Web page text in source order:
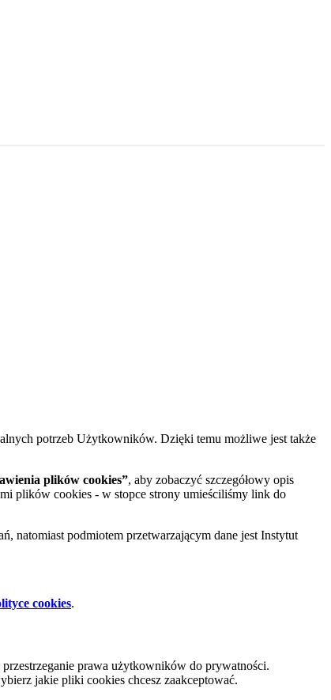
potrzeb Użytkowników. Dzięki temu możliwe jest także
plików cookies”, aby zobaczyć szczegółowy opis
plików cookies - w stopce strony umieściliśmy link do
natomiast podmiotem przetwarzającym dane jest Instytut
cookies.
prawa użytkowników do prywatności.
jakie pliki cookies chcesz zaakceptować.